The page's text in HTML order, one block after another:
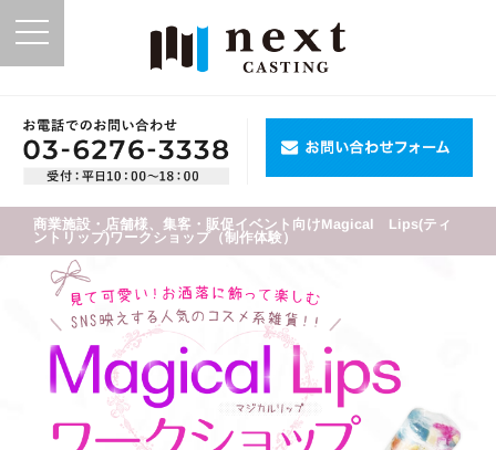
toggle
商業施設・店舗様、集客・販促イベント向けMagical Lips(ティ
ントリップ)ワークショップ（制作体験）